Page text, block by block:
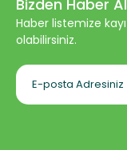
Bizden Haber
Haber listemize
olabilirsiniz.